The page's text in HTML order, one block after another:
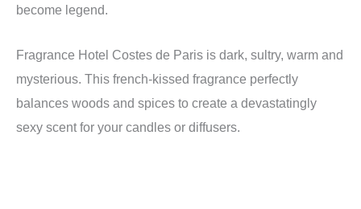
become legend.
Fragrance Hotel Costes de Paris is dark, sultry, warm and
mysterious. This french-kissed fragrance perfectly
balances woods and spices to create a devastatingly
sexy scent for your candles or diffusers.